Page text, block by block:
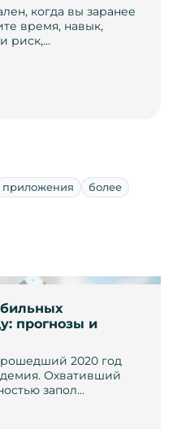
когда вы заранее
время, навык,
риск,…
приложения более
прогнозы и
2020 год
Охвативший
запол…